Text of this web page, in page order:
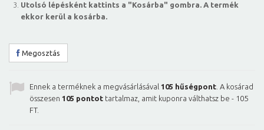
Utolsó lépésként kattints a "Kosárba" gombra. A termék
ekkor kerül a kosárba.
Megosztás
Ennek a terméknek a megvásárlásával 105 hűségpont . A kosárad
összesen 105 pontot tartalmaz, amit kuponra válthatsz be - 105
FT.